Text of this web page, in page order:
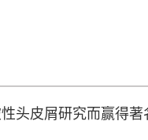
头皮屑研究而赢得